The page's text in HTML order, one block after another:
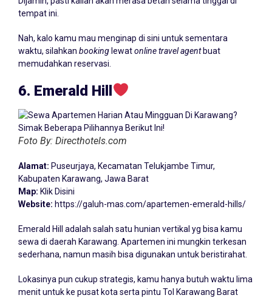
tempat ini.
Nah, kalo kamu mau menginap di sini untuk sementara
waktu, silahkan booking lewatonline travel agent buat
memudahkan reservasi.
6. Emerald Hill
Foto By: Directhotels.com
Alamat: Puseurjaya, Kecamatan Telukjambe Timur,
Kabupaten Karawang, Jawa Barat
Map: Klik Disini
Website: https://galuh-mas.com/apartemen-emerald-hills/
Emerald Hill adalah salah satu hunian vertikal yg bisa kamu
sewa di daerah Karawang. Apartemen ini mungkin terkesan
sederhana, namun masih bisa digunakan untuk beristirahat.
Lokasinya pun cukup strategis, kamu hanya butuh waktu lima
menit untuk ke pusat kota serta pintu Tol Karawang Barat